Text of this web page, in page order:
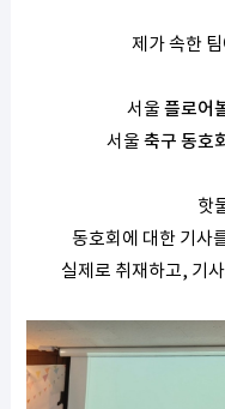
제가 속한
서울 플로어
서울축구 동호회
핫
동호회에 대한 기사
실제로 취재하고, 기